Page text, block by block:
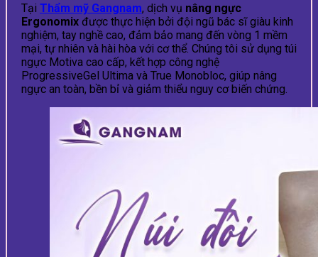
Tại Thẩm mỹ Gangnam, dịch vụ nâng ngực
Ergonomix được thực hiện bởi đội ngũ bác sĩ giàu kinh
nghiệm, tay nghề cao, đảm bảo mang đến vòng 1 mềm
mại, tự nhiên và hài hòa với cơ thể. Chúng tôi sử dụng túi
ngực Motiva cao cấp, kết hợp công nghệ
ProgressiveGel Ultima và True Monobloc, giúp nâng
ngực an toàn, bền bỉ và giảm thiểu nguy cơ biến chứng.